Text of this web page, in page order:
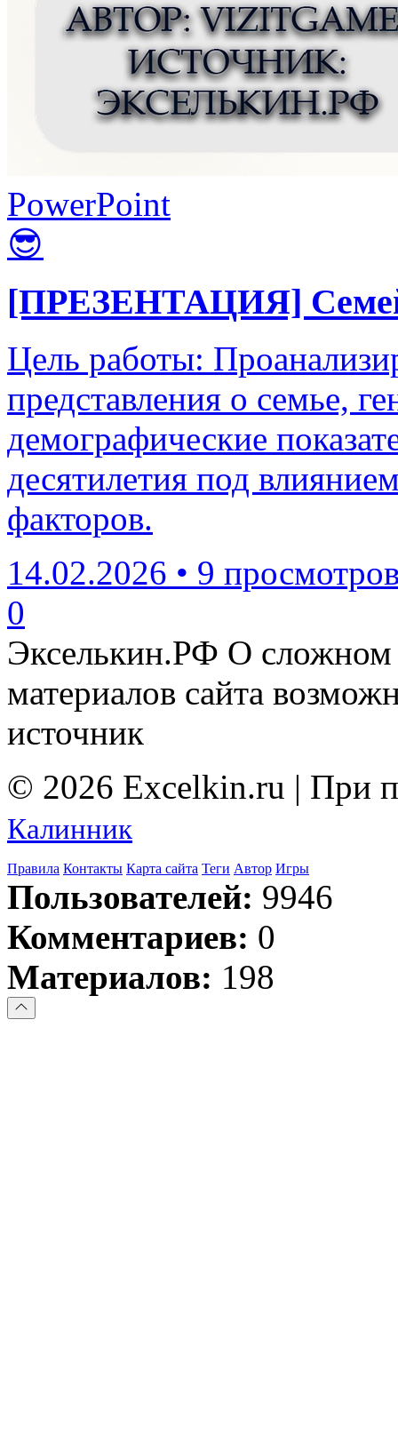
PowerPoint
😎
[ПРЕЗЕНТАЦИЯ]
Цель работы:
представления о семье,
демографические
десятилетия под
факторов.
14.02.2026 • 9
0
Экселькин.РФ О сложном
материалов сайта
источник
© 2026 Excelkin.ru | При
Калинник
Правила Контакты Карта сайта Теги Автор Игры
Пользователей: 9946
Комментариев: 0
Материалов: 198